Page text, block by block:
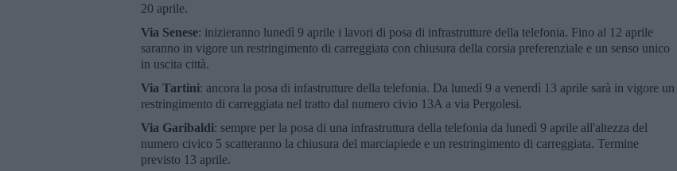
20 aprile.
Via Senese: inizieranno lunedì 9 aprile i lavori di posa di infrastrutture della telefonia. Fino al 12 aprile
saranno in vigore un restringimento di carreggiata con chiusura della corsia preferenziale e un senso unico
in uscita città.
Via Tartini: ancora la posa di infastrutture della telefonia. Da lunedì 9 a venerdì 13 aprile sarà in vigore un
restringimento di carreggiata nel tratto dal numero civio 13A a via Pergolesi.
Via Garibaldi: sempre per la posa di una infrastruttura della telefonia da lunedì 9 aprile all'altezza del
numero civico 5 scatteranno la chiusura del marciapiede e un restringimento di carreggiata. Termine
previsto 13 aprile.